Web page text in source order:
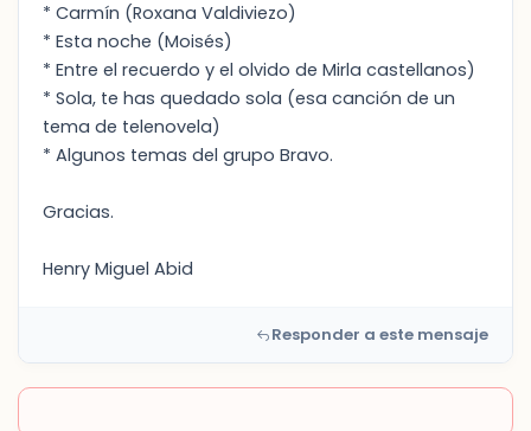
* Carmín (Roxana Valdiviezo)
* Esta noche (Moisés)
* Entre el recuerdo y el olvido de Mirla castellanos)
* Sola, te has quedado sola (esa canción de un
tema de telenovela)
* Algunos temas del grupo Bravo.
Gracias.
Henry Miguel Abid
Responder a este mensaje